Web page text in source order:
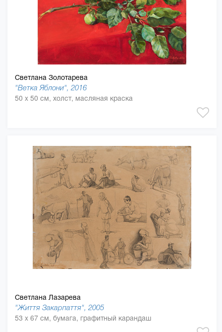
Светлана Золотарева
"Ветка Яблони", 2016
50 x 50 см, холст, масляная краска
Светлана Лазарева
"Життя Закарпаття", 2005
53 x 67 см, бумага, графитный карандаш